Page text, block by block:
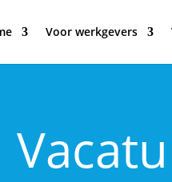
Voor werkgevers